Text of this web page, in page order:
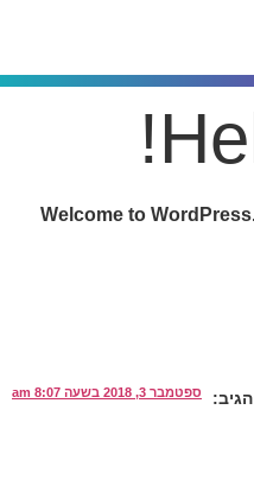
Welcome to
הגיב: ספטמבר 3, 2018 בשעה 8:07 am